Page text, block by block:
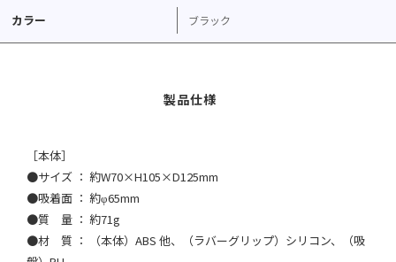
カラー ブラック
［本体］
●サイズ ： 約W70×H105×D125mm
●吸着面 ： 約φ65mm
●質 量 ： 約71g
●材 質 ： （本体）ABS 他、（ラバーグリップ）シリコン、（吸